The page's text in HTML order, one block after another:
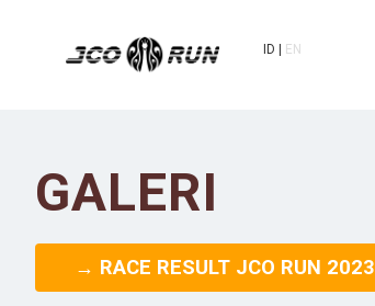
ID EN
GALERI
→ RACE RESULT JCO RUN 2023